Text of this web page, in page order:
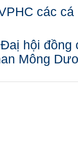
các
hội đồng
Mông